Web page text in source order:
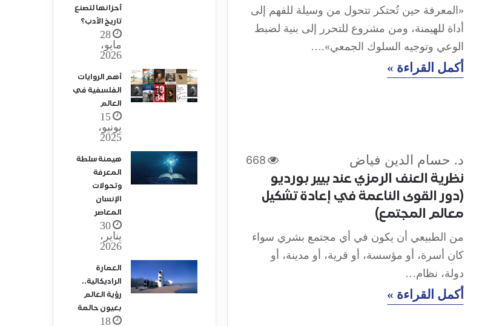
«المعرفة حين تُحتكر تتحول من وسيلة للفهم إلى
أداة للهيمنة، ومن مشروع للتحرر إلى بنية لضبط
الوعي وتوجيه السلوك الجمعي».…
أكمل القراءة »
د. حسام الدين فياض 668
نظرية العنف الرمزي عند بيير بورديو
(دور القوى الناعمة في إعادة تشكيل
معالم المجتمع)
من الطبيعي أن يكون في أي مجتمع بشري سواء
كان أسرة، أو مؤسسة، أو قرية، أو مدينة، أو
دولة، نظام…
أكمل القراءة »
أحزانها لتصنع
تاريخ الأدب؟
28
مايو،
2026
أهم الروايات
الفلسفية في
العالم
15
يونيو،
2025
هيمنة سلطة
المعرفة
وتحولات
الإنسان
المعاصر
30
يناير،
2026
العمارة
الراديكالية..
رؤية العالم
بعيون حالمة
18